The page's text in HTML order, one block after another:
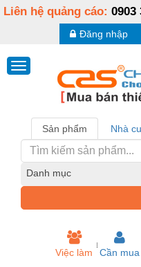
Liên hệ quảng cáo: 0903
Đăng nhập
Sản phẩm Nhà
Danh mục
Việc làm Cần mua